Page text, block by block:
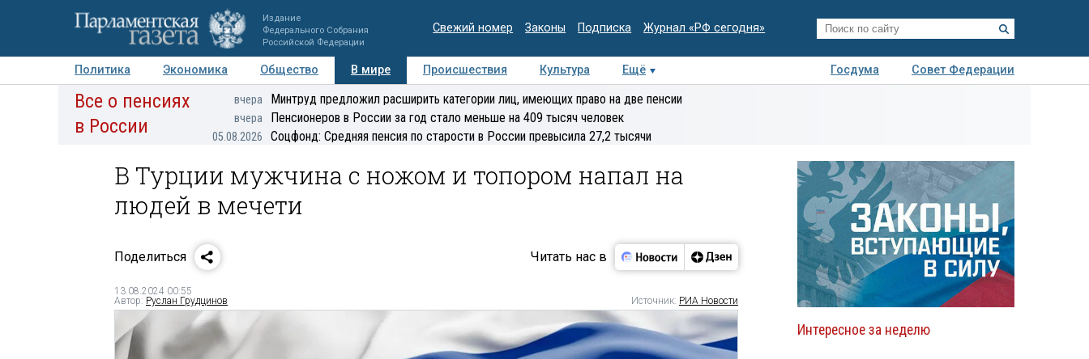
Издание
Федерального Собрания
Российской Федерации
Свежий номер Законы Подписка Журнал «РФ сегодня»
Политика Экономика Общество В мире Происшествия Культура Ещё Госдума
Совет Федерации
Авторы Персоны Мнения Регионы Медиацентр Интервью Колумнисты
Деловая
Все о пенсиях
в России
вчера Минтруд предложил расширить категории лиц, имеющих право на две пенсии
вчера Пенсионеров в России за год стало меньше на 409 тысяч человек
05.08.2026 Соцфонд: Средняя пенсия по старости в России превысила 27,2 тысячи
В Турции мужчина с ножом и топором напал на
людей в мечети
Поделиться Читать нас в
13.08.2024 00:55
Автор: Руслан Грудцинов Источник: РИА Новости
Интересное за неделю